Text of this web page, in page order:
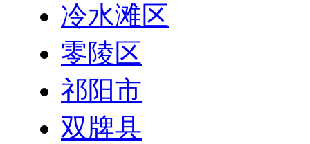
冷水滩区
零陵区
祁阳市
双牌县